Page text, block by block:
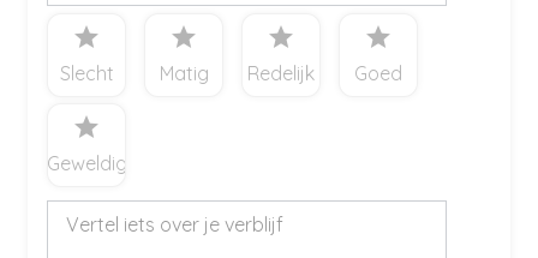
star
Slecht
star
Matig
star
Redelijk
star
Goed
star
Geweldig